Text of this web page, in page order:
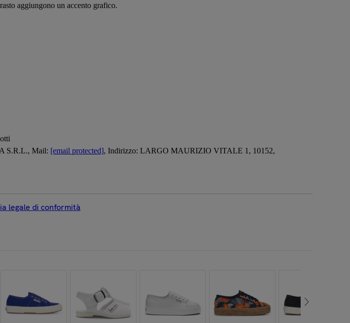
aggiungono un accento grafico.
S.R.L., Mail: [email protected], Indirizzo: LARGO MAURIZIO VITALE 1, 10152,
legale di conformità